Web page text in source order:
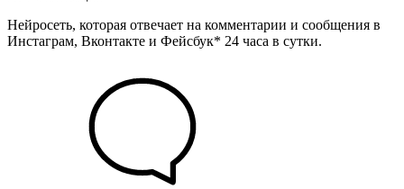
Нейросеть, которая отвечает на комментарии и сообщения в
Инстаграм, Вконтакте и Фейсбук* 24 часа в сутки.